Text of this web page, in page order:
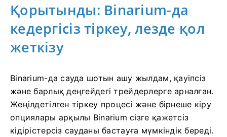
Қорытынды: Binarium-да
кедергісіз тіркеу, лезде қол
жеткізу
Binarium-да сауда шотын ашу жылдам, қауіпсіз
және барлық деңгейдегі трейдерлерге арналған.
Жеңілдетілген тіркеу процесі және бірнеше кіру
опциялары арқылы Binarium сізге қажетсіз
кідірістерсіз сауданы бастауға мүмкіндік береді.